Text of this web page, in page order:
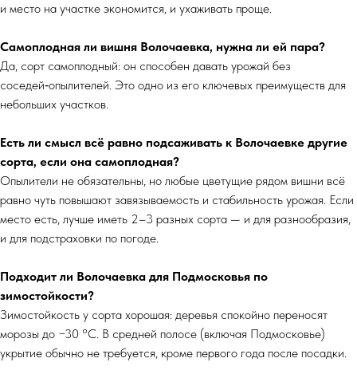
и место на участке экономится, и ухаживать проще.
Самоплодная ли вишня Волочаевка, нужна ли ей пара?
Да, сорт самоплодный: он способен давать урожай без
соседей‑опылителей. Это одно из его ключевых преимуществ для
небольших участков.
Есть ли смысл всё равно подсаживать к Волочаевке другие
сорта, если она самоплодная?
Опылители не обязательны, но любые цветущие рядом вишни всё
равно чуть повышают завязываемость и стабильность урожая. Если
место есть, лучше иметь 2–3 разных сорта — и для разнообразия,
и для подстраховки по погоде.
Подходит ли Волочаевка для Подмосковья по
зимостойкости?
Зимостойкость у сорта хорошая: деревья спокойно переносят
морозы до −30 °C. В средней полосе (включая Подмосковье)
укрытие обычно не требуется, кроме первого года после посадки.